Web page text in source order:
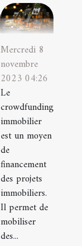
Mercredi 8
novembre
2023 04:26
Le
crowdfunding
immobilier
est un moyen
de
financement
des projets
immobiliers.
Il permet de
mobiliser
des...